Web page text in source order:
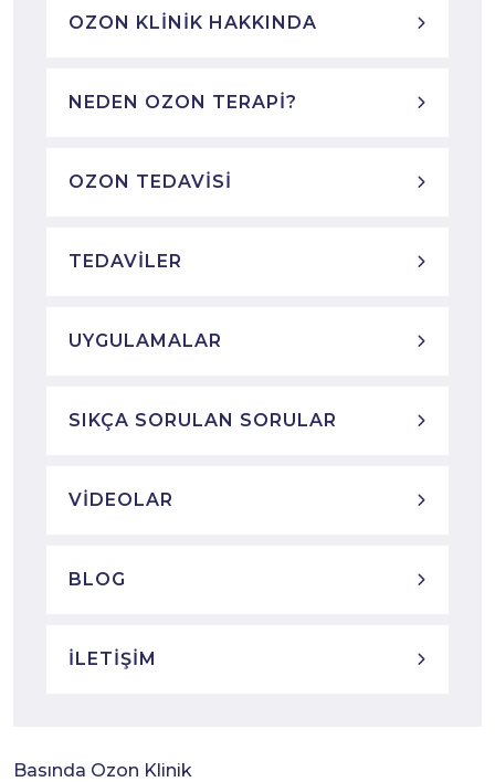
OZON KLINIK HAKKINDA
NEDEN OZON TERAPI?
OZON TEDAVISI
TEDAVILER
UYGULAMALAR
SIKÇA SORULAN SORULAR
VIDEOLAR
BLOG
İLETIŞIM
Basında Ozon Klinik